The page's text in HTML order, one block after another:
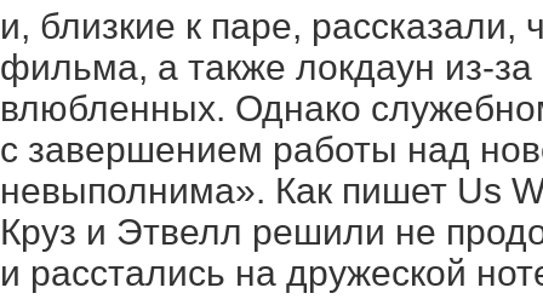
и, близкие к паре,
фильма, а также локдаун из-
влюбленных. Однако
с завершением работы над
невыполнима». Как пишет Us
Круз и Этвелл решили не
и расстались на дружеской